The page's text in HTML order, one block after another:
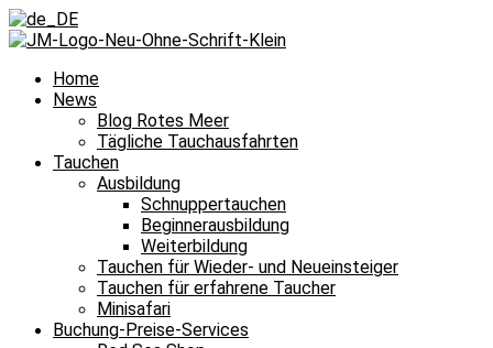
Home
News
Blog Rotes Meer
Tägliche Tauchausfahrten
Tauchen
Ausbildung
Schnuppertauchen
Beginnerausbildung
Weiterbildung
Tauchen für Wieder- und Neueinsteiger
Tauchen für erfahrene Taucher
Minisafari
Buchung-Preise-Services